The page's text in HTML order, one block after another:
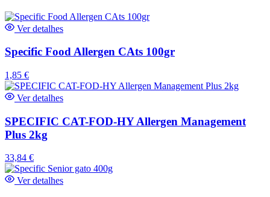
Ver detalhes
Specific Food Allergen CAts 100gr
1,85 €
Ver detalhes
SPECIFIC CAT-FOD-HY Allergen Management
Plus 2kg
33,84 €
Ver detalhes